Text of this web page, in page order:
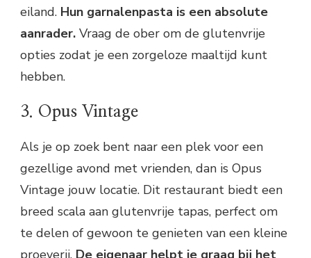
eiland. Hun garnalenpasta is een absolute
aanrader. Vraag de ober om de glutenvrije
opties zodat je een zorgeloze maaltijd kunt
hebben.
3. Opus Vintage
Als je op zoek bent naar een plek voor een
gezellige avond met vrienden, dan is Opus
Vintage jouw locatie. Dit restaurant biedt een
breed scala aan glutenvrije tapas, perfect om
te delen of gewoon te genieten van een kleine